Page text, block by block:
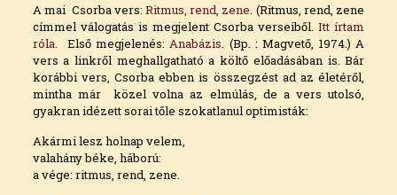
A mai Csorba vers: Ritmus, rend, zene . (Ritmus, rend, zene
címmel válogatás is megjelent Csorba verseiből.Itt írtam
róla . Első megjelenés: Anabázis . (Bp. : Magvető, 1974.) A
vers a linkről meghallgatható a költő előadásában is. Bár
korábbi vers, Csorba ebben is összegzést ad az életéről,
mintha már közel volna az elmúlás, de a vers utolsó,
gyakran idézett sorai tőle szokatlanul optimisták:
Akármi lesz holnap velem,
valahány béke, háború:
a vége: ritmus, rend, zene.